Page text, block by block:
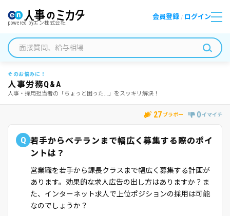
powered byエン株式会社
会員登録 / ログイン
そのお悩みに！
人事労務Q&A
人事・採用担当者の「ちょっと困った...」をスッキリ解決！
27 ブラボー 0 イマイチ
Q 若手からベテランまで幅広く募集する際のポイ
ントは？
営業職を若手から課長クラスまで幅広く募集する計画が
あります。効果的な求人広告の出し方はありますか？ま
た、インターネット求人で上位ポジションの採用は可能
なのでしょうか？